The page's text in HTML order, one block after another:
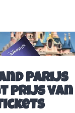
Parijs
prijs van